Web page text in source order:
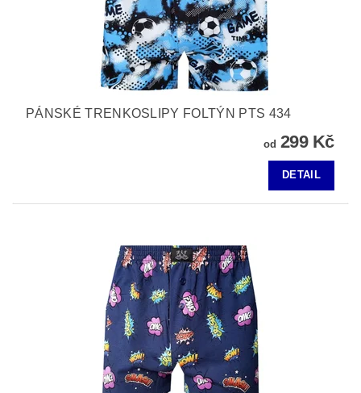
PÁNSKÉ TRENKOSLIPY FOLTÝN PTS 434
od 299 Kč
DETAIL